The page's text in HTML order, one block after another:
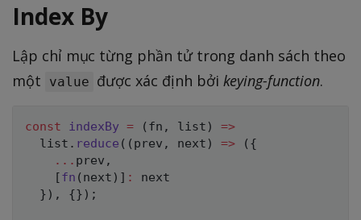
Index By
Lập chỉ mục từng phần tử trong danh sách theo
một
value được xác định bởi keying-function.
const indexBy = ( fn , list )
=>
  list
. reduce ( ( prev , next ) => ( {
... prev ,
[fn ( next ) ] :
next
} ) , {} ) ;